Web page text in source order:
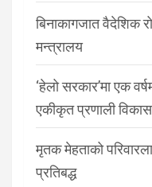
बिनाकागजात वैदेशिक
मन्त्रालय
‘हेलो सरकार’मा एक
एकीकृत प्रणाली
मृतक मेहताको
प्रतिबद्ध